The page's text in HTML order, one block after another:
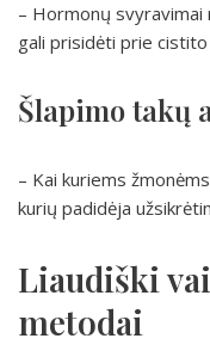
– Hormonų
gali prisidėti prie
Šlapimo takų
– Kai kuriems
kurių padidėja
Liaudiški
metodai